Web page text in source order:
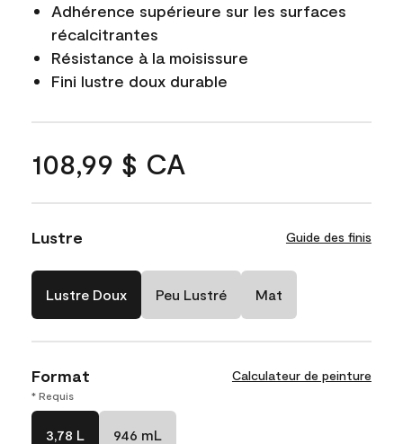
Adhérence supérieure sur les surfaces
récalcitrantes
Résistance à la moisissure
Fini lustre doux durable
108,99 $ CA
Lustre Guide des finis
Lustre Doux Peu Lustré Mat
Format Calculateur de peinture
* Requis
3,78 L 946 mL